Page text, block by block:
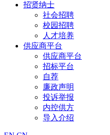
招贤纳士
社会招聘
校园招聘
人才培养
供应商平台
供应商平台
招标平台
自荐
廉政声明
投诉举报
内控供方
导入介绍